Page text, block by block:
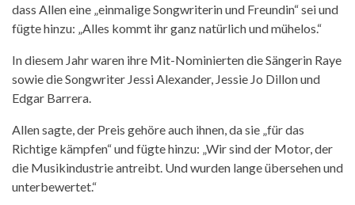
dass Allen eine „einmaligeSongwriterinund Freundin“sei und
fügte hinzu: „Alles kommt ihr ganz natürlich und mühelos.“
In diesem Jahr waren ihre Mit-Nominierten die Sängerin Raye
sowie die Songwriter Jessi Alexander, Jessie Jo Dillon und
Edgar Barrera.
Allen sagte, der Preis gehöre auch ihnen, da sie „für das
Richtige kämpfen“und fügte hinzu: „Wir sind der Motor, der
die Musikindustrie antreibt. Und wurden langeübersehen und
unterbewertet.“